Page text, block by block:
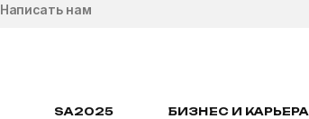
Написать нам
SA2025 БИЗНЕС И КАРЬЕРА